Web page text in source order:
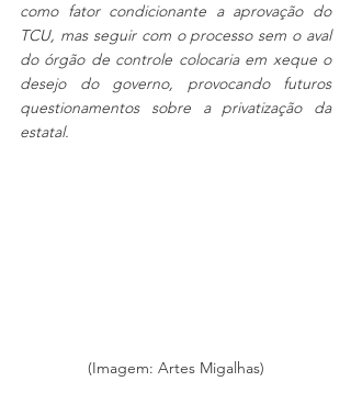
como fator condicionante a aprovação do
TCU, mas seguir com o processo sem o aval
do órgão de controle colocaria em xeque o
desejo do governo, provocando futuros
questionamentos sobre a privatização da
estatal.
(Imagem: Artes Migalhas)